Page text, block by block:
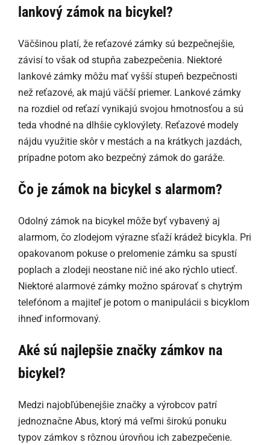
lankový zámok na bicykel?
Väčšinou platí, že reťazové zámky sú bezpečnejšie,
závisí to však od stupňa zabezpečenia. Niektoré
lankové zámky môžu mať vyšší stupeň bezpečnosti
než reťazové, ak majú väčší priemer. Lankové zámky
na rozdiel od reťazí vynikajú svojou hmotnosťou a sú
teda vhodné na dlhšie cyklovýlety. Reťazové modely
nájdu využitie skôr v mestách a na krátkych jazdách,
prípadne potom ako bezpečný zámok do garáže.
Čo je zámok na bicykel s alarmom?
Odolný zámok na bicykel môže byť vybavený aj
alarmom, čo zlodejom výrazne sťaží krádež bicykla. Pri
opakovanom pokuse o prelomenie zámku sa spustí
poplach a zlodeji neostane nič iné ako rýchlo utiecť.
Niektoré alarmové zámky možno spárovať s chytrým
telefónom a majiteľ je potom o manipulácii s bicyklom
ihneď informovaný.
Aké sú najlepšie značky zámkov na
bicykel?
Medzi najobľúbenejšie značky a výrobcov patrí
jednoznačne Abus, ktorý má veľmi širokú ponuku
typov zámkov s rôznou úrovňou ich zabezpečenie.